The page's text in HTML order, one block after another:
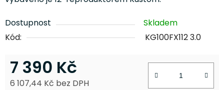
Dostupnost
Skladem
Kód:
KG100FX112 3.0
7 390 Kč
6 107,44 Kč bez DPH